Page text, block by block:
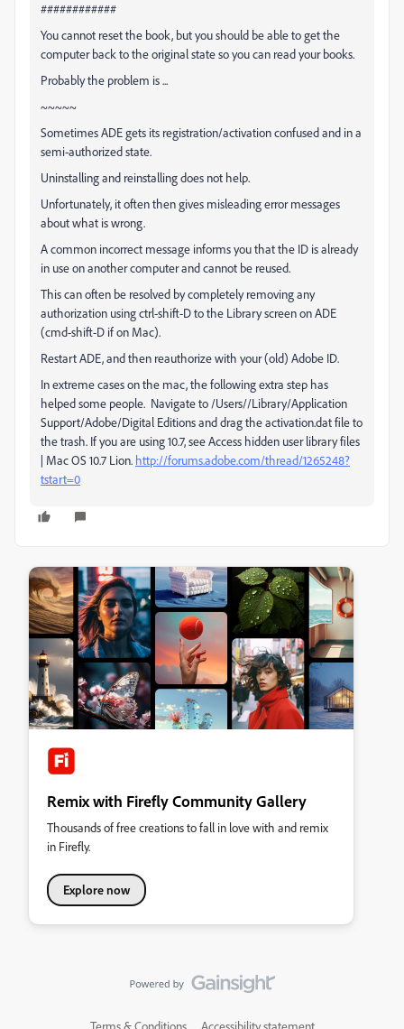
############
You cannot reset the book, but you should be able to get the
computer back to the original state so you can read your books.
Probably the problem is ...
~~~~~
Sometimes ADE gets its registration/activation confused and in a
semi-authorized state.
Uninstalling and reinstalling does not help.
Unfortunately, it often then gives misleading error messages
about what is wrong.
A common incorrect message informs you that the ID is already
in use on another computer and cannot be reused.
This can often be resolved by completely removing any
authorization using ctrl-shift-D to the Library screen on ADE
(cmd-shift-D if on Mac).
Restart ADE, and then reauthorize with your (old) Adobe ID.
In extreme cases on the mac, the following extra step has
helped some people. Navigate to /Users//Library/Application
Support/Adobe/Digital Editions and drag the activation.dat file to
the trash. If you are using 10.7, see Access hidden user library files
| Mac OS 10.7 Lion. http://forums.adobe.com/thread/1265248?
tstart=0
Remix with Firefly Community Gallery
Thousands of free creations to fall in love with and remix
in Firefly.
Explore now
Terms & Conditions Accessibility statement